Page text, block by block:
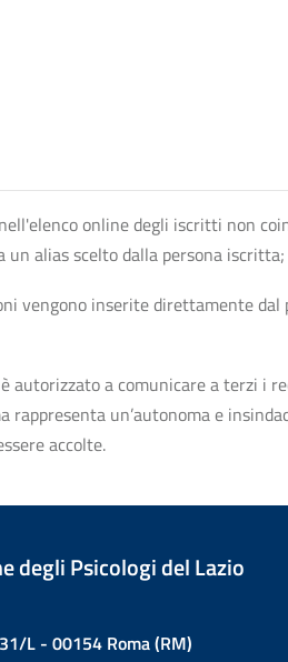
online degli iscritti non
un alias scelto dalla persona
vengono inserite direttamente
è autorizzato a comunicare a terzi
rappresenta un’autonoma e
accolte.
degli Psicologi del Lazio
L - 00154 Roma (RM)